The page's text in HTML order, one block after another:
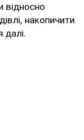
відносно
накопичити
далі.